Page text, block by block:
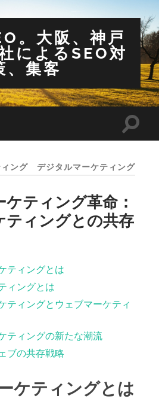
。大阪、神戸
によるSEO対
、集客
検
ー
り
替
ィング デジタルマーケティング
ティング革命：
ティングとの共存
ティングとは
ィングとは
ティングとウェブマーケティ
ティングの新たな潮流
ブの共存戦略
ケティングとは